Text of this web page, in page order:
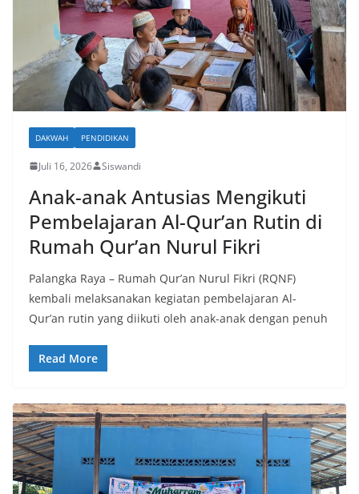
DAKWAH PENDIDIKAN
Juli 16, 2026 Siswandi
Anak-anak Antusias Mengikuti
Pembelajaran Al-Qur’an Rutin di
Rumah Qur’an Nurul Fikri
Palangka Raya – Rumah Qur’an Nurul Fikri (RQNF)
kembali melaksanakan kegiatan pembelajaran Al-
Qur’an rutin yang diikuti oleh anak-anak dengan penuh
Read More